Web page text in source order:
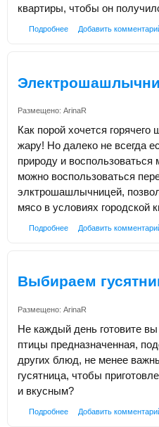
квартиры, чтобы он
Подробнее Добавить
Размещено: ArinaR
Как порой хочется
жару! Но далеко не всегда
природу и воспользоваться
можно воспользоваться
элктрошашлычницей,
мясо в условиях городской
Подробнее Добавить
Выбираем
Размещено: ArinaR
Не каждый день готовите
птицы предназначенная,
других блюд, не менее
гусятница, чтобы
и вкусным?
Подробнее Добавить